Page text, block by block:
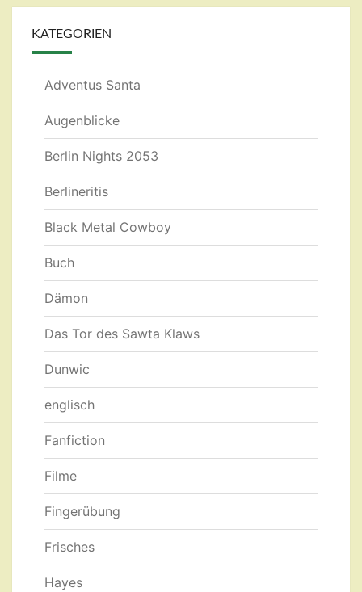
KATEGORIEN
Adventus Santa
Augenblicke
Berlin Nights 2053
Berlineritis
Black Metal Cowboy
Buch
Dämon
Das Tor des Sawta Klaws
Dunwic
englisch
Fanfiction
Filme
Fingerübung
Frisches
Hayes